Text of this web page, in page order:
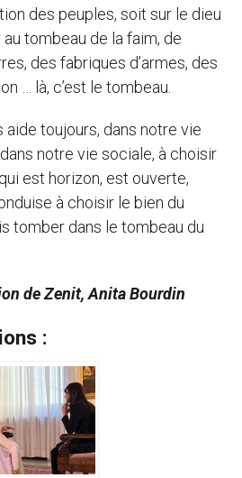
des peuples, soit sur le dieu
au tombeau de la faim, de
des fabriques d’armes, des
… là, c’est le tombeau.
aide toujours, dans notre vie
notre vie sociale, à choisir
qui est horizon, est ouverte,
à choisir le bien du
tomber dans le tombeau du
de Zenit, Anita Bourdin
: